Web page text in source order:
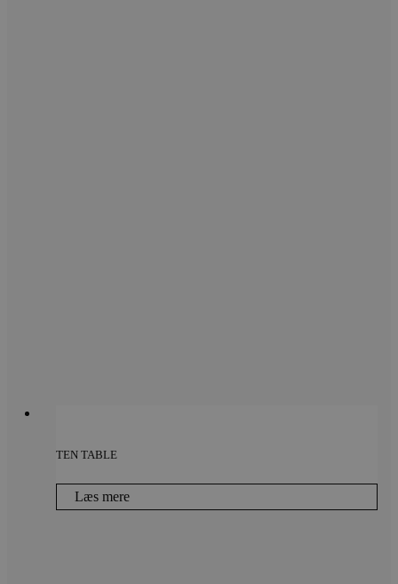
TEN TABLE
Læs mere